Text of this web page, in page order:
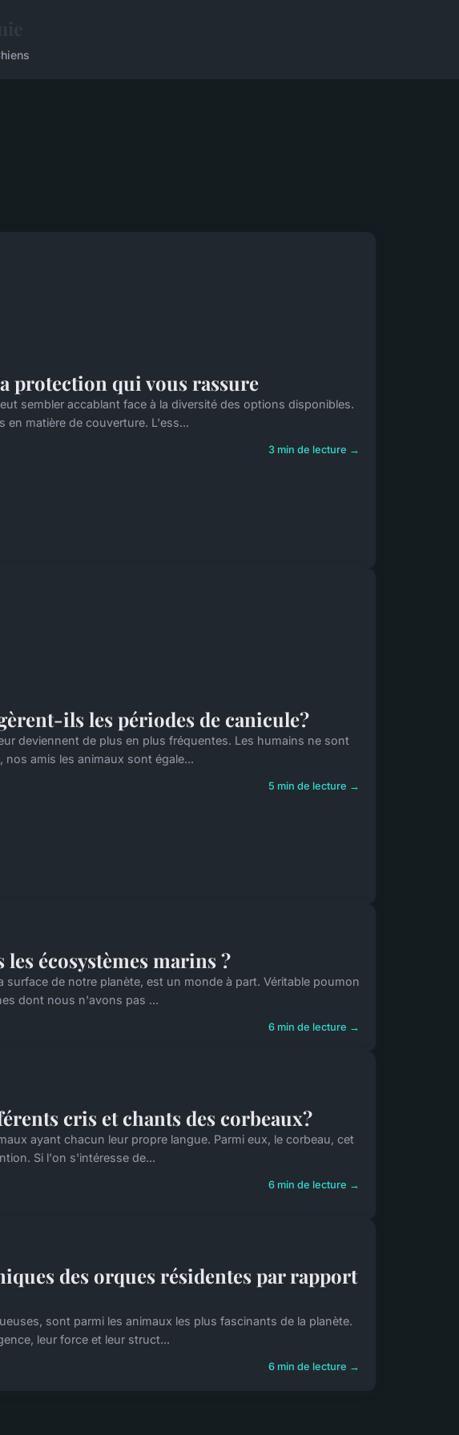
protection qui vous rassure
sembler accablant face à la diversité des options disponibles.
en matière de couverture. L'ess...
3 min de lecture →
ils les périodes de canicule?
deviennent de plus en plus fréquentes. Les humains ne sont
amis les animaux sont égale...
5 min de lecture →
écosystèmes marins ?
de notre planète, est un monde à part. Véritable poumon
dont nous n'avons pas ...
6 min de lecture →
cris et chants des corbeaux?
ayant chacun leur propre langue. Parmi eux, le corbeau, cet
Si l'on s'intéresse de...
6 min de lecture →
des orques résidentes par rapport
sont parmi les animaux les plus fascinants de la planète.
leur force et leur struct...
6 min de lecture →